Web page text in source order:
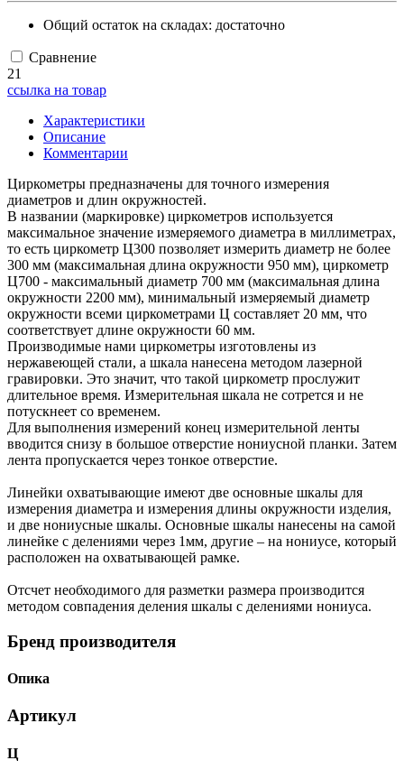
Общий остаток на складах: достаточно
Сравнение
21
ссылка на товар
Характеристики
Описание
Комментарии
Циркометры предназначены для точного измерения
диаметров и длин окружностей.
В названии (маркировке) циркометров используется
максимальное значение измеряемого диаметра в миллиметрах,
то есть циркометр Ц300 позволяет измерить диаметр не более
300 мм (максимальная длина окружности 950 мм), циркометр
Ц700 - максимальный диаметр 700 мм (максимальная длина
окружности 2200 мм), минимальный измеряемый диаметр
окружности всеми циркометрами Ц составляет 20 мм, что
соответствует длине окружности 60 мм.
Производимые нами циркометры изготовлены из
нержавеющей стали, а шкала нанесена методом лазерной
гравировки. Это значит, что такой циркометр прослужит
длительное время. Измерительная шкала не сотрется и не
потускнеет со временем.
Для выполнения измерений конец измерительной ленты
вводится снизу в большое отверстие нониусной планки. Затем
лента пропускается через тонкое отверстие.
Линейки охватывающие имеют две основные шкалы для
измерения диаметра и измерения длины окружности изделия,
и две нониусные шкалы. Основные шкалы нанесены на самой
линейке с делениями через 1мм, другие – на нониусе, который
расположен на охватывающей рамке.
Отсчет необходимого для разметки размера производится
методом совпадения деления шкалы с делениями нониуса.
Бренд производителя
Опика
Артикул
Ц